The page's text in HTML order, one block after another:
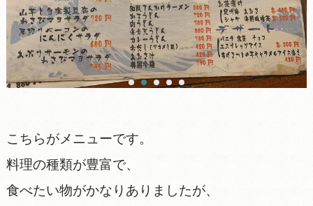
こちらがメニューです。
料理の種類が豊富で、
食べたい物がかなりありましたが、